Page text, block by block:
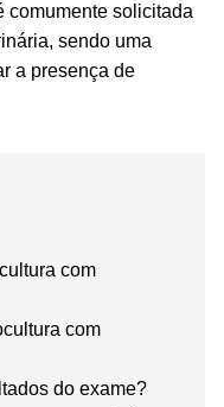
comumente solicitada
sendo uma
a presença de
com
com
do exame?